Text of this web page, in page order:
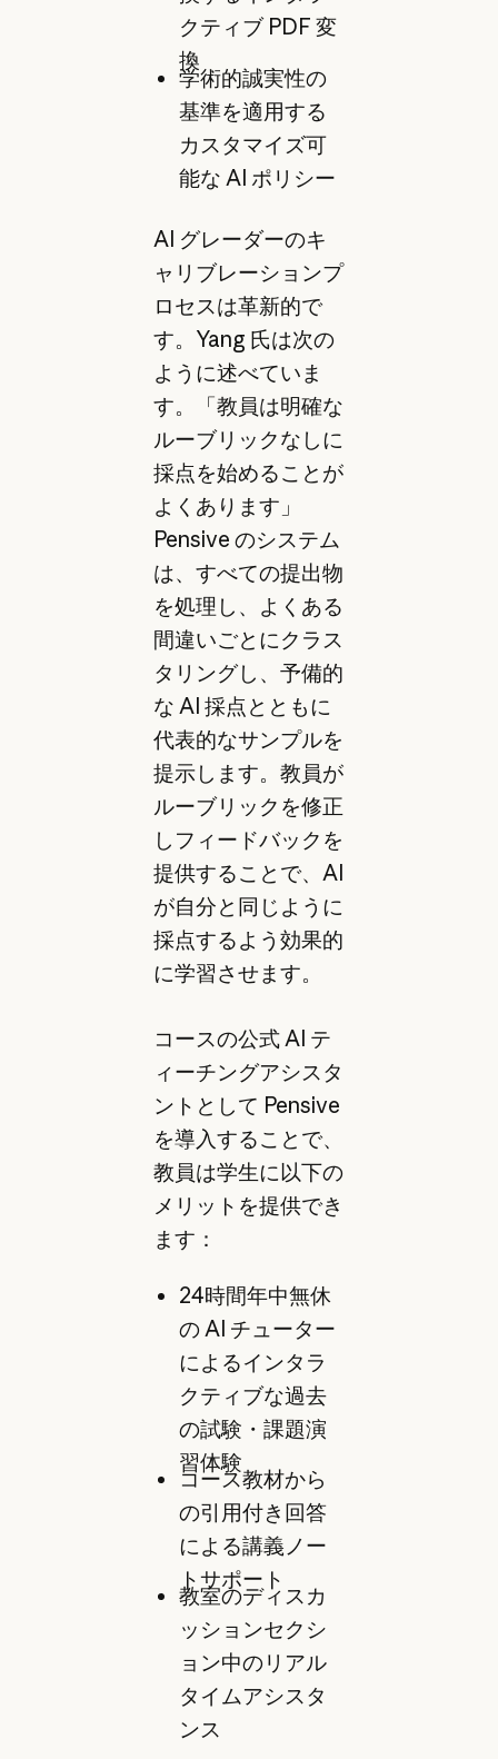
クティブ PDF 変
換
学術的誠実性の
基準を適用する
カスタマイズ可
能な AI ポリシー
AI グレーダーのキ
ャリブレーションプ
ロセスは革新的で
す。Yang 氏は次の
ように述べていま
す。「教員は明確な
ルーブリックなしに
採点を始めることが
よくあります」
Pensive のシステム
は、すべての提出物
を処理し、よくある
間違いごとにクラス
タリングし、予備的
な AI 採点とともに
代表的なサンプルを
提示します。教員が
ルーブリックを修正
しフィードバックを
提供することで、AI
が自分と同じように
採点するよう効果的
に学習させます。
コースの公式 AI テ
ィーチングアシスタ
ントとして Pensive
を導入することで、
教員は学生に以下の
メリットを提供でき
ます：
24時間年中無休
の AI チューター
によるインタラ
クティブな過去
の試験・課題演
習体験
コース教材から
の引用付き回答
による講義ノー
トサポート
教室のディスカ
ッションセクシ
ョン中のリアル
タイムアシスタ
ンス